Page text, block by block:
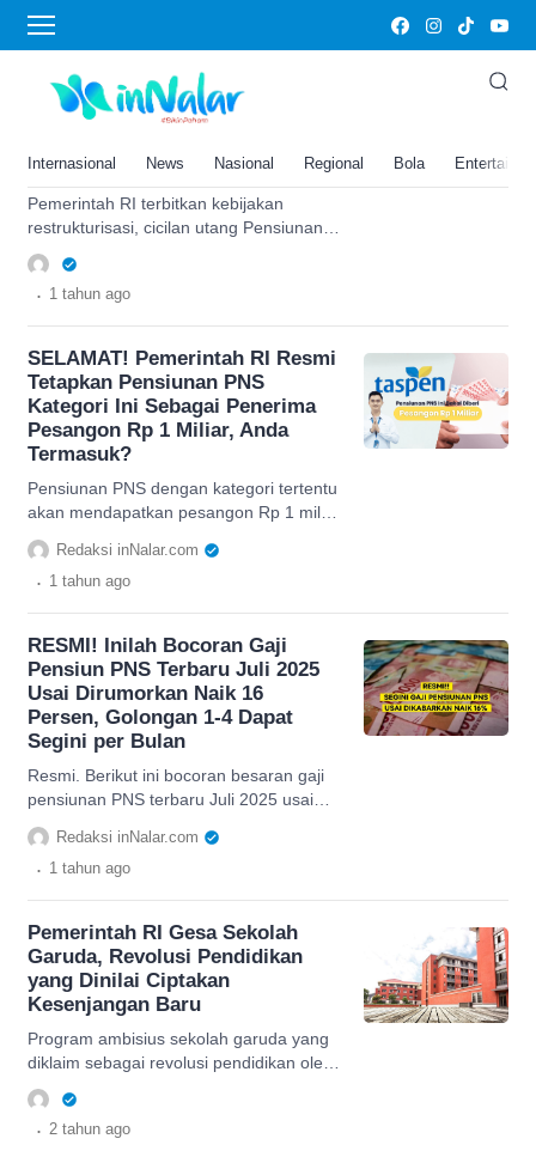
Internasional News Nasional Regional Bola
Pemerintah
KABAR GEMBIRA! Cicilan
Utang Pensiunan PNS Bakal
2025, Sampai Jadi Nol?
Pemerintah RI terbitkan kebijakan
restrukturisasi, cicilan utang Pensiunan
PNS bakal dihapus mulai 1 Juli 2025,
berikut selengkapnya.
. 1 tahun ago
SELAMAT! Pemerintah RI Resmi
Tetapkan Pensiunan PNS
Kategori Ini Sebagai Penerima
Pesangon Rp 1 Miliar, Anda
Termasuk?
Pensiunan PNS dengan kategori tertentu
akan mendapatkan pesangon Rp 1 miliar
dari Pemerintah RI, simak info
lengkapnya.
Redaksi inNalar.com
. 1 tahun ago
RESMI! Inilah Bocoran Gaji
Pensiun PNS Terbaru Juli 2025
Usai Dirumorkan Naik 16
Persen, Golongan 1-4 Dapat
Segini per Bulan
Resmi. Berikut ini bocoran besaran gaji
pensiunan PNS terbaru Juli 2025 usai
dirumorkan naik 16 persen. Simak
selengkapnya di sini!
Redaksi inNalar.com
. 1 tahun ago
Pemerintah RI Gesa Sekolah
Garuda, Revolusi Pendidikan
yang Dinilai Ciptakan
Kesenjangan Baru
Program ambisius sekolah garuda yang
diklaim sebagai revolusi pendidikan oleh
Pemerintah tuai pro dan kontra.
. 2 tahun ago